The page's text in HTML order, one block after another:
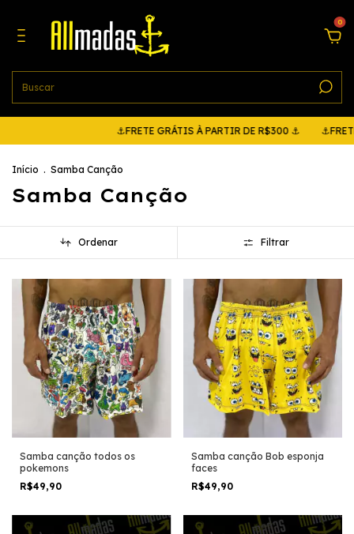
0
⚓FRETE GRÁTIS À PARTIR DE R$300 ⚓ ⚓FRETE GRÁTIS À
Início . Samba Canção
Samba Canção
Ordenar Filtrar
Samba canção todos os
pokemons
R$49,90
Samba canção Bob esponja
faces
R$49,90